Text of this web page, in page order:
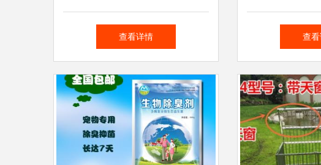
用品厂家低价直销全解析
查看详情
业代工与
查